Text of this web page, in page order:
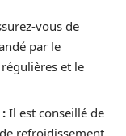
vous de
par le
et le
Il est conseillé de